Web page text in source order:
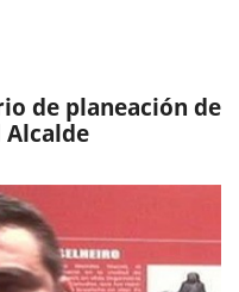
de planeación de